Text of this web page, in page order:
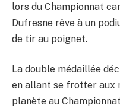
lors du Championnat
Dufresne rêve à un
de tir au poignet.
La double médaillée
en allant se frotter aux
planète au